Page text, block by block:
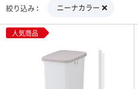
絞り込み ニーナカラー
人気商品